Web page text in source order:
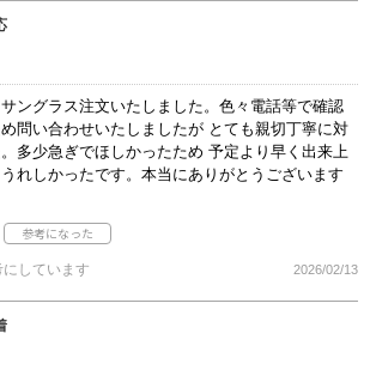
ングラス注文いたしました。色々電話等で確認
問い合わせいたしましたが とても親切丁寧に対
多少急ぎでほしかったため 予定より早く出来上
れしかったです。本当にありがとうございます
にしています 2026/02/13